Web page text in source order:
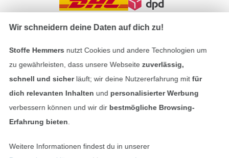
Impressum
AGB
Widerrufsrecht
Wir schneidern deine Daten auf dich zu!
Stoffe Hemmers nutzt Cookies und andere Technologien um
zu gewährleisten, dass unsere Webseite zuverlässig,
schnell und sicherläuft; wir deine Nutzererfahrung mitfür
dich relevanten Inhalten und personalisierter Werbung
verbessern können und wir dir bestmögliche Browsing-
Erfahrung bieten
Weitere Informationen findest du in unserer